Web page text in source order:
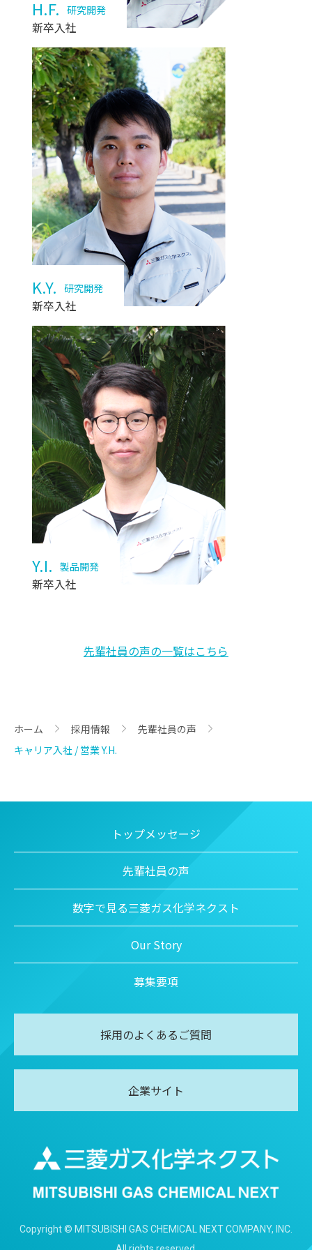
H.F. 研究開発
新卒入社
K.Y. 研究開発
新卒入社
Y.I. 製品開発
新卒入社
先輩社員の声の一覧はこちら
ホーム 採用情報 先輩社員の声
キャリア入社 / 営業 Y.H.
トップメッセージ
先輩社員の声
数字で見る三菱ガス化学ネクスト
Our Story
募集要項
採用のよくあるご質問
企業サイト
Copyright © MITSUBISHI GAS CHEMICAL NEXT COMPANY, INC.